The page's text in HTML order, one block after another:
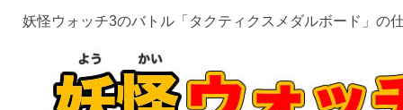
妖怪ウォッチ3のバトル「タクティクスメダルボード」の